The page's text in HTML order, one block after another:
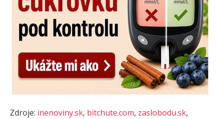
Zdroje: inenoviny.sk, bitchute.com, zaslobodu.sk,